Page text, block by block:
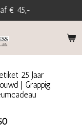
€ 45,-
25 Jaar
| Grappig